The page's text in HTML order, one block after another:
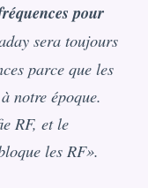
pour
sera toujours
parce que les
notre époque.
RF, et le
les RF».